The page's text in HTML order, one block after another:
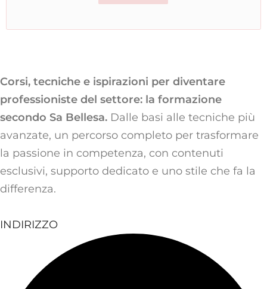
Corsi, tecniche e ispirazioni per diventare
professioniste del settore: la formazione
secondo Sa Bellesa. Dalle basi alle tecniche più
avanzate, un percorso completo per trasformare
la passione in competenza, con contenuti
esclusivi, supporto dedicato e uno stile che fa la
differenza.
INDIRIZZO